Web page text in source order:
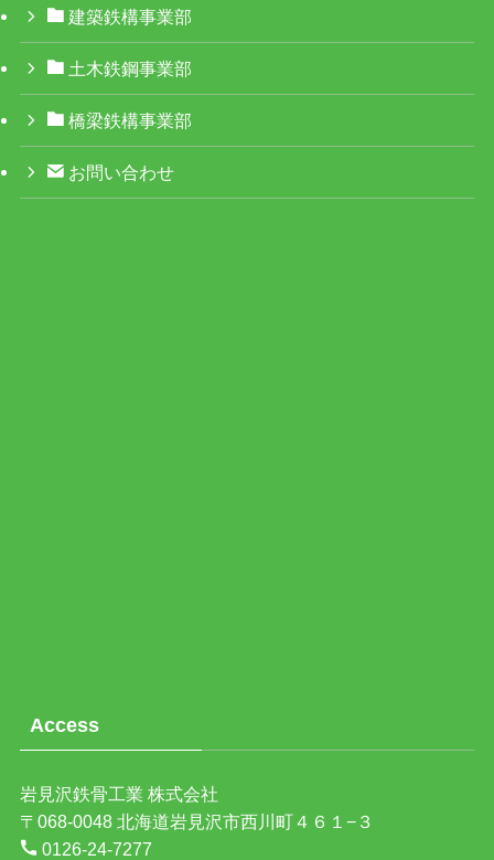
建築鉄構事業部
土木鉄鋼事業部
橋梁鉄構事業部
お問い合わせ
Access
岩見沢鉄骨工業 株式会社
〒068-0048 北海道岩見沢市西川町４６１−３
0126-24-7277